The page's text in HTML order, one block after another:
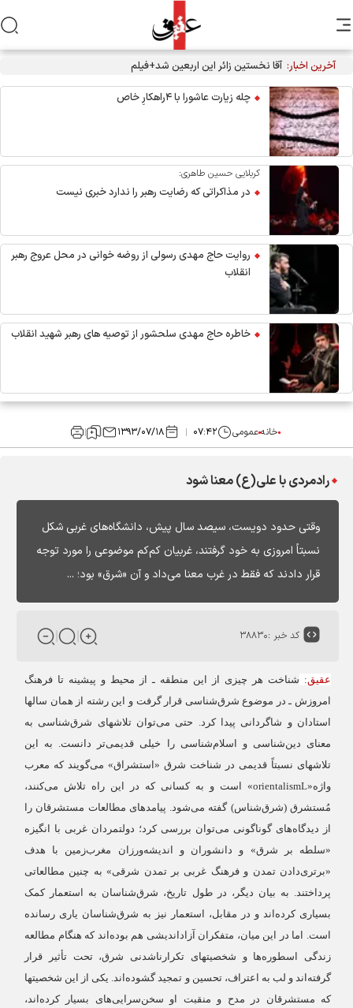
آخرین اخبار: آقا نخستین زائر این اربعین شد+فیلم
چله زیارت عاشورا با ۴راهکارِ خاص
کربلایی حسین طاهری:
در مذاکراتی که رضایت رهبر را ندارد خبری نیست
روایت حاج مهدی رسولی از روضه خوانی در محل عروج رهبر
انقلاب
خاطره حاج مهدی سلحشور از توصیه های رهبر شهید انقلاب
خانهعمومی ۰۷:۴۲ ۱۳۹۳/۰۷/۱۸
رادمردی با علی(ع) معنا شود
وقتی حدود دویست، سیصد سال پیش، دانشگاه‌های غربی شکل
نسبتاً امروزی به خود گرفتند، غربیان کم‌کم موضوعی را مورد توجه
قرار دادند که فقط در غرب معنا می‌داد و آن «شرق» بود؛ ...
کد خبر :۳۸۸۳۰
عقیق:شناخت هر چیزی از این منطقه ـ از محیط و پیشینه تا فرهنگ
امروزش ـ در موضوع شرق‌شناسی قرار گرفت و این رشته از همان سالها
استادان و شاگردانی پیدا کرد. حتی می‌توان تلاشهای شرق‌شناسی به
معنای دین‌شناسی و اسلام‌شناسی را خیلی قدیمی‌تر دانست. به این
تلاشهای نسبتاً قدیمی در شناخت شرق «استشراق» می‌گویند که معرب
واژه«orientalismL
» است و به کسانی که در این راه تلاش می‌کنند،
مُستشرق (شرق‌شناس) گفته می‌شود. پیامدهای مطالعات مستشرقان را
از دیدگاه‌های گوناگونی می‌توان بررسی کرد؛ دولتمردان غربی با انگیزه
«سلطه بر شرق» و دانشوران و اندیشه‌ورزان مغرب‌زمین با هدف
«برتری‌دادن تمدن و فرهنگ غربی بر تمدن شرقی» به چنین مطالعاتی
پرداختند. به بیان دیگر، در طول تاریخ، شرق‌شناسان به استعمار کمک
بسیاری کرده‌اند و در مقابل، استعمار نیز به شرق‌شناسان یاری رسانده
است. اما در این میان، متفکران آزاداندیشی هم بوده‌اند که هنگام مطالعه
زندگی اسطوره‌ها و شخصیتهای تکرارناشدنی شرق، تحت تأثیر قرار
گرفته‌اند و لب به اعتراف، تحسین و تمجید گشوده‌اند. یکی از این شخصیتها
که مستشرقان در مدح و منقبت او سخن‌سرایی‌های بسیار کرده‌اند،